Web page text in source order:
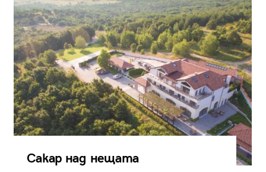
Сакар над нещата